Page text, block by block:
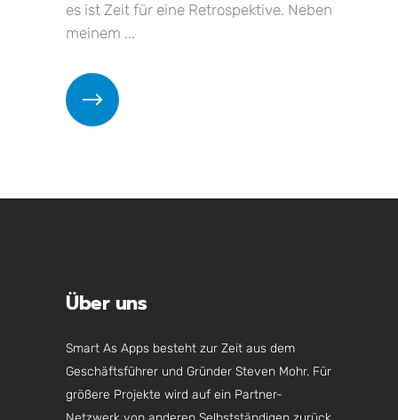
es ist Zeit für eine Retrospektive. Neben
meinem ...
Über uns
Smart As Apps besteht zur Zeit aus dem
Geschäftsführer und Gründer Steven Mohr. Für
größere Projekte wird auf ein Partner-